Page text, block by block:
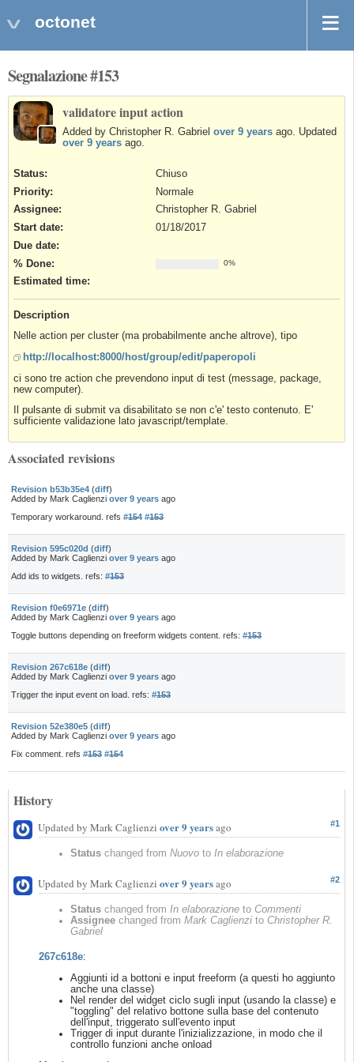
octonet
Segnalazione #153
validatore input action
Added by Christopher R. Gabriel over 9 years ago. Updated
over 9 years ago.
Status:
Chiuso
Priority:
Normale
Assignee:
Christopher R. Gabriel
Start date:
01/18/2017
Due date:
% Done:
0%
Estimated time:
Description
Nelle action per cluster (ma probabilmente anche altrove), tipo
http://localhost:8000/host/group/edit/paperopoli
ci sono tre action che prevendono input di test (message, package,
new computer).
Il pulsante di submit va disabilitato se non c'e' testo contenuto. E'
sufficiente validazione lato javascript/template.
Associated revisions
Revision b53b35e4 (diff)
Added by Mark Caglienzi over 9 years ago
Temporary workaround. refs #154 #153
Revision 595c020d (diff)
Added by Mark Caglienzi over 9 years ago
Add ids to widgets. refs: #153
Revision f0e6971e (diff)
Added by Mark Caglienzi over 9 years ago
Toggle buttons depending on freeform widgets content. refs: #153
Revision 267c618e (diff)
Added by Mark Caglienzi over 9 years ago
Trigger the input event on load. refs: #153
Revision 52e380e5 (diff)
Added by Mark Caglienzi over 9 years ago
Fix comment. refs #153 #154
History
#1
Updated by Mark Caglienzi over 9 yearsago
Status changed from Nuovo to In elaborazione
#2
Updated by Mark Caglienzi over 9 yearsago
Status changed from In elaborazione to Commenti
Assignee changed from Mark Caglienzi to Christopher R.
Gabriel
267c618e:
Aggiunti id a bottoni e input freeform (a questi ho aggiunto
anche una classe)
Nel render del widget ciclo sugli input (usando la classe) e
"toggling" del relativo bottone sulla base del contenuto
dell'input, triggerato sull'evento input
Trigger di input durante l'inizializzazione, in modo che il
controllo funzioni anche onload